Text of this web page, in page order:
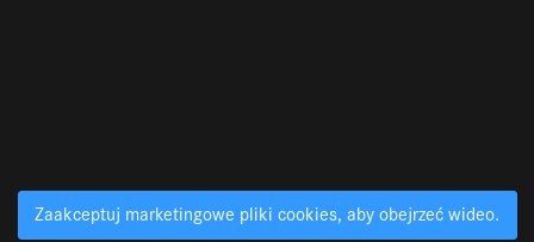
Zaakceptuj marketingowe pliki cookies, aby obejrzeć wideo.